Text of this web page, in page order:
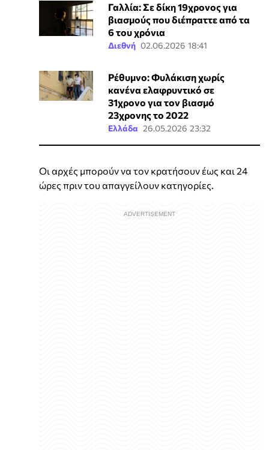
Γαλλία: Σε δίκη 19χρονος για
βιασμούς που διέπραττε από τα
6 του χρόνια
Διεθνή 02.06.2026 18:41
Ρέθυμνο: Φυλάκιση χωρίς
κανένα ελαφρυντικό σε
31χρονο για τον βιασμό
23χρονης το 2022
Ελλάδα 26.05.2026 23:32
Οι αρχές μπορούν να τον κρατήσουν έως και 24
ώρες πριν του απαγγείλουν κατηγορίες.